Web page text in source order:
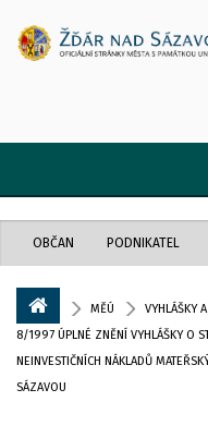
OBČAN PODNIKATEL
MĚÚ VYHLÁŠKY
8/1997 ÚPLNÉ ZNĚNÍ VYHLÁŠKY O
NEINVESTIČNÍCH NÁKLADŮ
SÁZAVOU